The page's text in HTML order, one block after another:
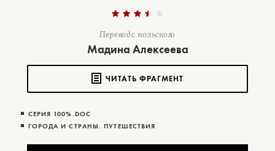
Перевод с польского
Мадина Алексеева
ЧИТАТЬ ФРАГМЕНТ
СЕРИЯ 100%.DOC
ГОРОДА И СТРАНЫ. ПУТЕШЕСТВИЯ